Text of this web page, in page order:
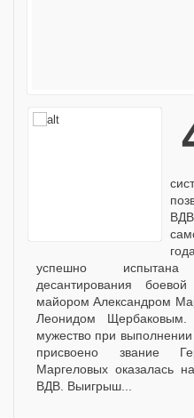
40
успешно
десантирования
майором Александром
Леонидом
мужество при
присвоено звание
Маргеловых оказалась
ВДВ. Выигрыш...